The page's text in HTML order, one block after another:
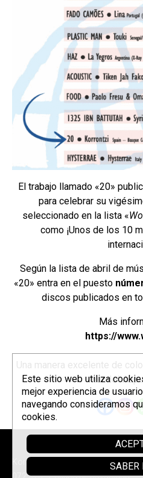
El trabajo llamado «20»
para celebrar su
seleccionado en la lista «
como ¡Unos de los 10
Según la lista de abril de
«20» entra en el puesto
discos publicados en
Más
https://
Una manera excelente de
mundo!
Korrontzi © 2026 - Tel. (+34) 618
Este sitio web utiliza
mejor experiencia de
navegando consideramos
cookies.
SABER